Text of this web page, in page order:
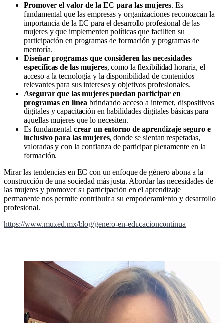
Promover el valor de la EC para las mujeres. Es
fundamental que las empresas y organizaciones reconozcan la
importancia de la EC para el desarrollo profesional de las
mujeres y que implementen políticas que faciliten su
participación en programas de formación y programas de
mentoría.
Diseñar programas que consideren las necesidades
específicas de las mujeres, como la flexibilidad horaria, el
acceso a la tecnología y la disponibilidad de contenidos
relevantes para sus intereses y objetivos profesionales.
Asegurar que las mujeres puedan participar en
programas en línea brindando acceso a internet, dispositivos
digitales y capacitación en habilidades digitales básicas para
aquellas mujeres que lo necesiten.
Es fundamental crear un entorno de aprendizaje seguro e
inclusivo para las mujeres, donde se sientan respetadas,
valoradas y con la confianza de participar plenamente en la
formación.
Mirar las tendencias en EC con un enfoque de género abona a la
construcción de una sociedad más justa. Abordar las necesidades de
las mujeres y promover su participación en el aprendizaje
permanente nos permite contribuir a su empoderamiento y desarrollo
profesional.
https://www.muxed.mx/blog/genero-en-educacioncontinua